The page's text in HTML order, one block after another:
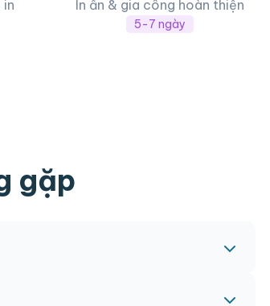
in In ấn & gia công hoàn thiện
5-7 ngày
gặp